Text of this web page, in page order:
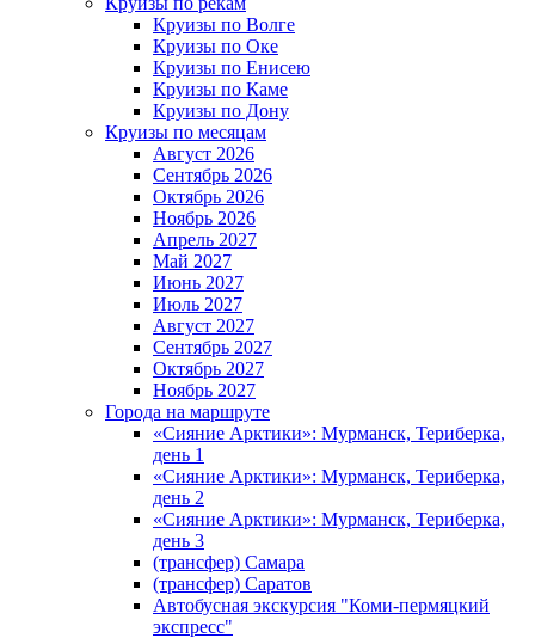
Круизы по Волге
Круизы по Оке
Круизы по Енисею
Круизы по Каме
Круизы по Дону
Круизы по месяцам
Август 2026
Сентябрь 2026
Октябрь 2026
Ноябрь 2026
Апрель 2027
Май 2027
Июнь 2027
Июль 2027
Август 2027
Сентябрь 2027
Октябрь 2027
Ноябрь 2027
Города на маршруте
«Сияние Арктики»: Мурманск, Териберка,
день 1
«Сияние Арктики»: Мурманск, Териберка,
день 2
«Сияние Арктики»: Мурманск, Териберка,
день 3
(трансфер) Самара
(трансфер) Саратов
Автобусная экскурсия "Коми-пермяцкий
экспресс"